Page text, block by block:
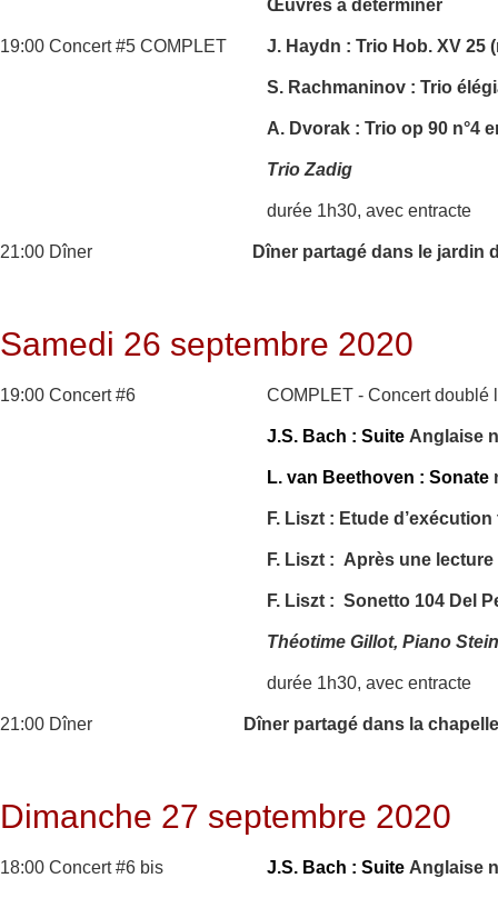
Œuvres à déterminer
19:00 Concert #5 COMPLET J. Haydn : Trio Hob. XV 25
S. Rachmaninov : Trio
A. Dvorak : Trio op 90 n°4
Trio Zadig
durée 1h30, avec entracte
21:00 Dîner Dîner partagé dans le jardin
Samedi 26 septembre 2020
19:00 Concert #6 COMPLET - Concert doublé
J.S. Bach : Suite Anglaise
L. van Beethoven : Sonate
F. Liszt : Etude
F. Liszt : Après une lecture
F. Liszt : Sonetto 104 Del
Théotime Gillot, Piano
durée 1h30, avec entracte
21:00 Dîner Dîner partagé dans la chapelle
Dimanche 27 septembre 2020
18:00 Concert #6 bis J.S. Bach : Suite Anglaise